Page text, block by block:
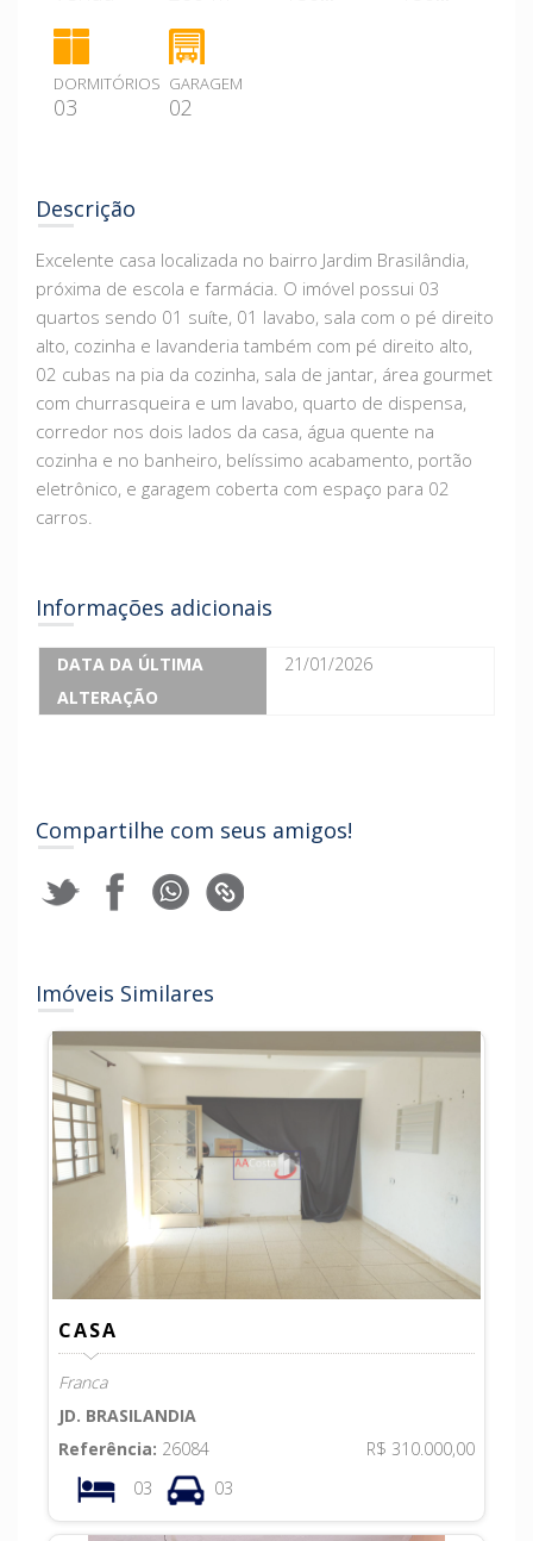
DORMITÓRIOS
03
GARAGEM
02
Descrição
Excelente casa localizada no bairro Jardim Brasilândia,
próxima de escola e farmácia. O imóvel possui 03
quartos sendo 01 suíte, 01 lavabo, sala com o pé direito
alto, cozinha e lavanderia também com pé direito alto,
02 cubas na pia da cozinha, sala de jantar, área gourmet
com churrasqueira e um lavabo, quarto de dispensa,
corredor nos dois lados da casa, água quente na
cozinha e no banheiro, belíssimo acabamento, portão
eletrônico, e garagem coberta com espaço para 02
carros.
Informações adicionais
DATA DA ÚLTIMA
ALTERAÇÃO
21/01/2026
Compartilhe com seus amigos!
Imóveis Similares
CASA
Franca
JD. BRASILANDIA
Referência: 26084
R$ 310.000,00
03
03